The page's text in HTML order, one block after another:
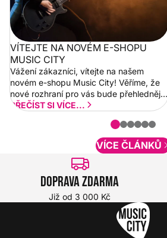
VÍTEJTE NA NOVÉM E-SHOPU
MUSIC CITY
Vážení zákazníci, vítejte na našem
novém e-shopu Music City! Věříme, že
nové rozhraní pro vás bude přehlednější
a rychlejší. Postupně budeme přidávat
PŘEČÍST SI VÍCE...
VÍCE ČLÁNKŮ
Doprava zdarma
Již od 3 000 Kč